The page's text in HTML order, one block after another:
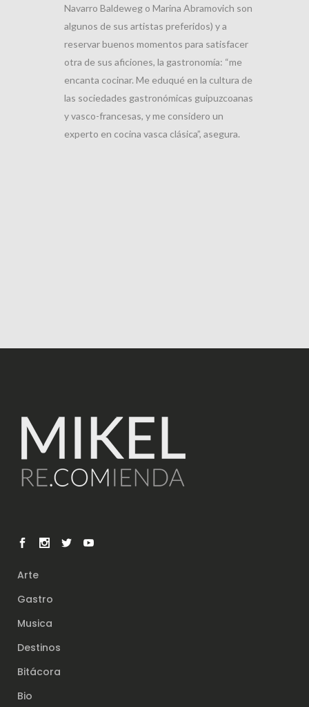
Navarro Baldeweg o Marina Abramovich son
algunos de sus artistas preferidos) y a
reservar buenos momentos para satisfacer
otra de sus aficiones, la gastronomía: “me
encanta cocinar. Me eduqué en la cultura de
las sociedades gastronómicas guipuzcoanas
y vasco-francesas, y me considero un
experto en cocina vasca clásica”, asegura.
Arte
Gastro
Musica
Destinos
Bitácora
Bio